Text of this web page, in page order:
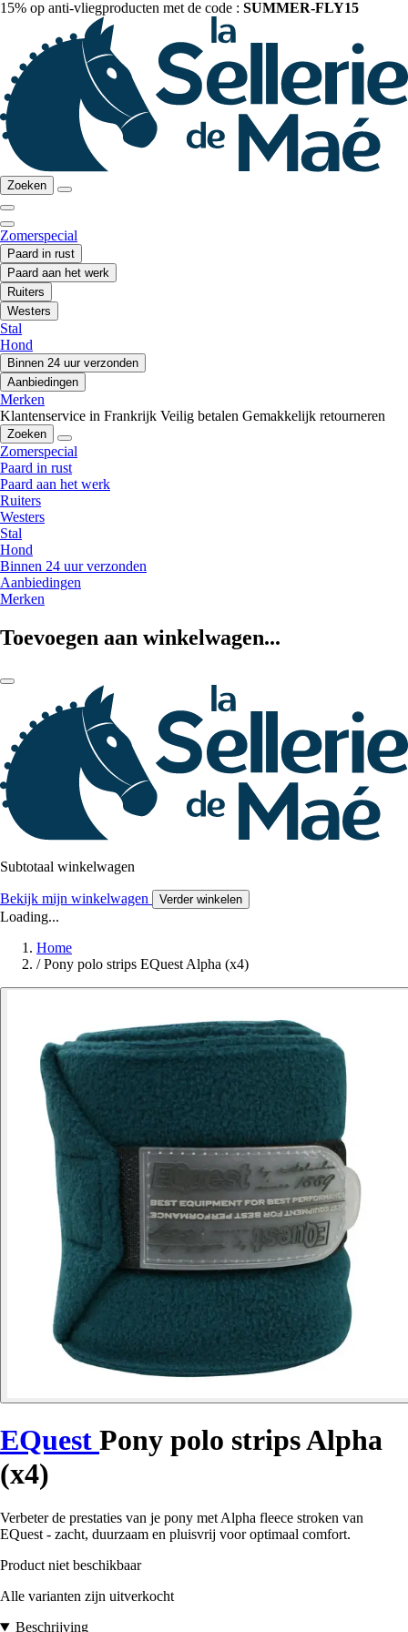
15% op anti-vliegproducten met de code : SUMMER-FLY15
Zoeken
Zomerspecial
Paard in rust
Paard aan het werk
Ruiters
Westers
Stal
Hond
Binnen 24 uur verzonden
Aanbiedingen
Merken
Klantenservice in Frankrijk Veilig betalen Gemakkelijk retourneren
Zoeken
Zomerspecial
Paard in rust
Paard aan het werk
Ruiters
Westers
Stal
Hond
Binnen 24 uur verzonden
Aanbiedingen
Merken
Toevoegen aan winkelwagen...
Subtotaal winkelwagen
Bekijk mijn winkelwagen Verder winkelen
Loading...
Home
/ Pony polo strips EQuest Alpha (x4)
EQuest Pony polo strips Alpha
(x4)
Verbeter de prestaties van je pony met Alpha fleece stroken van
EQuest - zacht, duurzaam en pluisvrij voor optimaal comfort.
Product niet beschikbaar
Alle varianten zijn uitverkocht
Beschrijving